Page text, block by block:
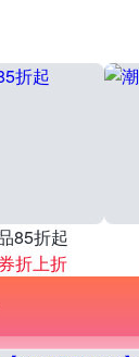
85折起
折上折